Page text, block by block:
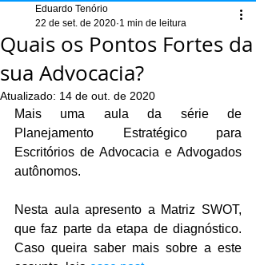
Quais os Pontos Fortes da
sua Advocacia?
Eduardo Tenório
22 de set. de 2020 1 min de leitura
Atualizado: 14 de out. de 2020
Mais uma aula da série de
Planejamento Estratégico para
Escritórios de Advocacia e Advogados
autônomos.
Nesta aula apresento a Matriz SWOT,
que faz parte da etapa de diagnóstico.
Caso queira saber mais sobre a este